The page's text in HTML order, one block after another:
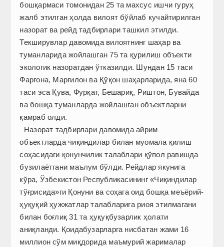
бошқармаси томонидан 25 та махсус ишчи гуруҳ
жалб этилган ҳолда вилоят бўйлаб кучайтирилган
назорат ва рейд тадбирлари ташкил этилди.
Текширувлар давомида вилоятнинг шаҳар ва
туманларида жойлашган 75 та қурилиш объекти
экологик назоратдан ўтказилди. Шундан 15 таси
Фарғона, Марғилон ва Қўқон шаҳарларида, яна 60
таси эса Қува, Фурқат, Бешариқ, Риштон, Бувайда
ва бошқа туманларда жойлашган объектларни
қамраб олди.
Назорат тадбирлари давомида айрим
объектларда чиқиндилар билан муомала қилиш
соҳасидаги қонунчилик талаблари қўпол равишда
бузилаётгани маълум бўлди. Рейдлар якунига
кўра, Ўзбекис­тон Республикасининг «Чиқиндилар
тўғрисида»ги Қонуни ва соҳага оид бошқа меъёрий-
ҳуқуқий ҳужжатлар талабларига риоя этилмагани
билан боғлиқ 31 та ҳуқуқбузарлик ҳолати
аниқланди. Қоидабузарларга нисбатан жами 16
миллион сўм миқдорида маъмурий жарималар